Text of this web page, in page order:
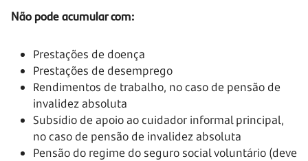
Não pode acumular com:
Prestações de doença
Prestações de desemprego
Rendimentos de trabalho, no caso de pensão de
invalidez absoluta
Subsídio de apoio ao cuidador informal principal,
no caso de pensão de invalidez absoluta
Pensão do regime do seguro social voluntário (deve